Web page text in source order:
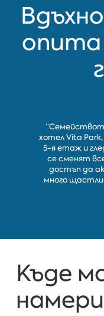
хотел Vita
5-я етаж и
се сменят
достъп да
много
Къде